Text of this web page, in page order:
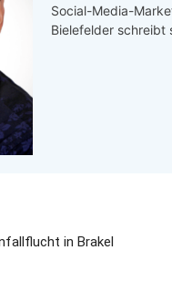
Social-Media-
Bielefelder schreibt
in Brakel